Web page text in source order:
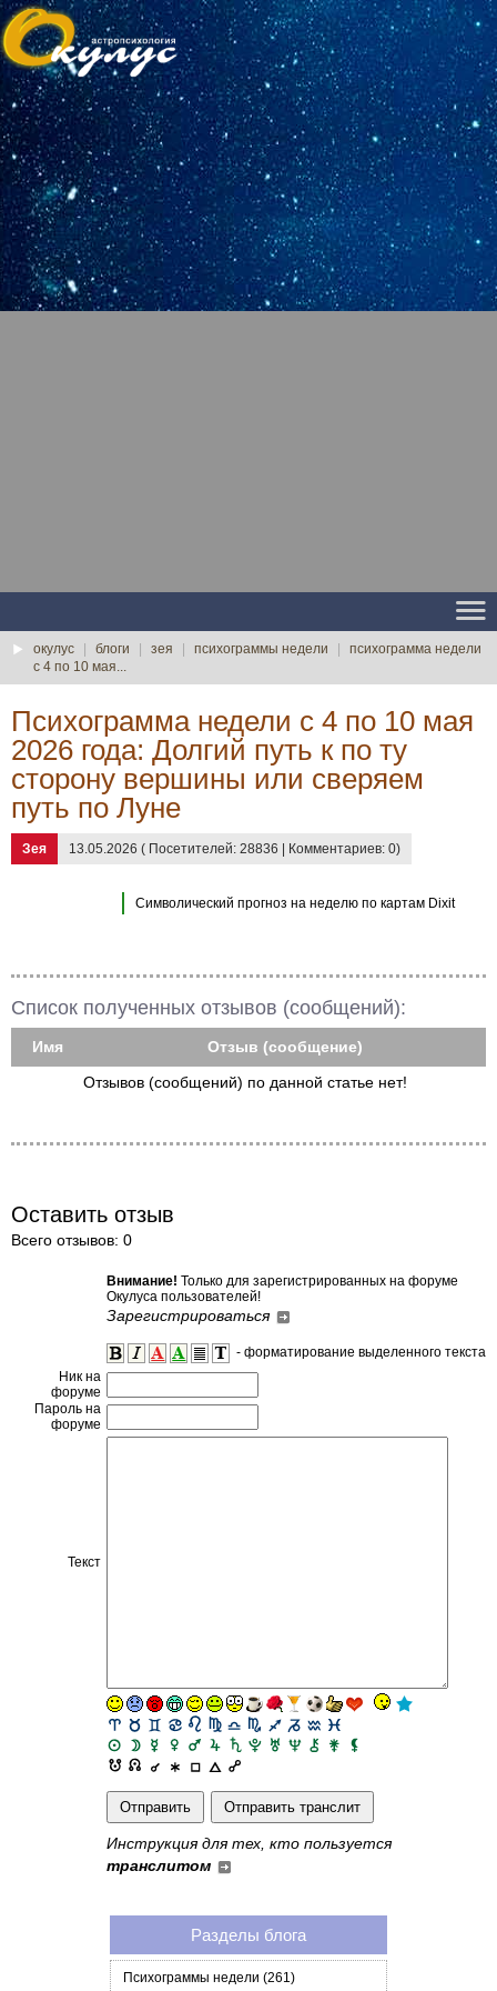
окулус блоги зея психограммы недели
психограмма недели
с 4 по 10 мая...
Психограмма недели с 4 по 10 мая
2026 года: Долгий путь к по ту
сторону вершины или сверяем
путь по Луне
Зея 13.05.2026 ( Посетителей: 28836 | Комментариев: 0)
Символический прогноз на неделю по картам Dixit
Список полученных отзывов (сообщений):
Имя
Отзыв (сообщение)
Отзывов (сообщений) по данной статье нет!
Оставить отзыв
Всего отзывов: 0
Внимание! Только для зарегистрированных на форуме
Окулуса пользователей!
Зарегистрироваться
- форматирование выделенного текста
Ник на
форуме
Пароль на
форуме
Текст
Инструкция для тех, кто пользуется
транслитом
Разделы блога
Психограммы недели (261)